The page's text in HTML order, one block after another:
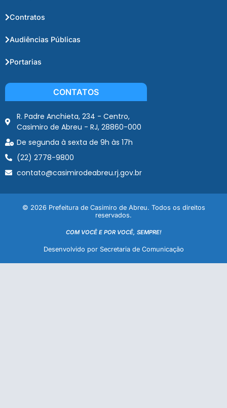
Contratos
Audiências Públicas
Portarias
CONTATOS
R. Padre Anchieta, 234 - Centro,
Casimiro de Abreu - RJ, 28860-000
De segunda à sexta de 9h às 17h
(22) 2778-9800
contato@casimirodeabreu.rj.gov.br
© 2026 Prefeitura de Casimiro de Abreu. Todos os direitos
reservados.
COM VOCÊ E POR VOCÊ, SEMPRE!
Desenvolvido por Secretaria de Comunicação